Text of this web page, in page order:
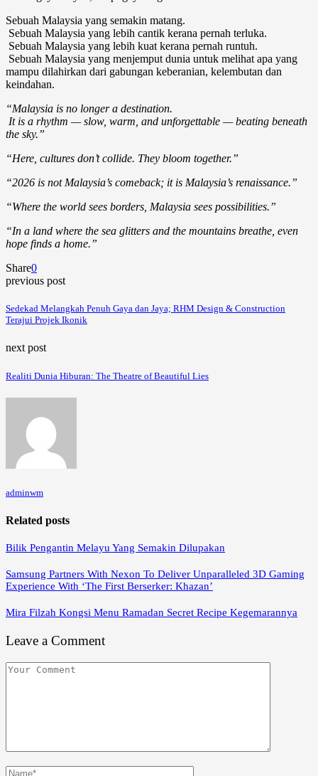
Sebuah Malaysia yang semakin matang.
Sebuah Malaysia yang lebih cantik kerana pernah terluka.
Sebuah Malaysia yang lebih kuat kerana pernah runtuh.
Sebuah Malaysia yang menjemput dunia untuk melihat apa yang
mampu dilahirkan dari gabungan keberanian, kelembutan dan
keindahan.
“Malaysia is no longer a destination.
It is a rhythm — slow, warm, and unforgettable — beating beneath
the sky.”
“Here, cultures don’t collide. They bloom together.”
“2026 is not Malaysia’s comeback; it is Malaysia’s renaissance.”
“Where the world sees borders, Malaysia sees possibilities.”
“In a land where the sea glitters and the mountains breathe, even
hope finds a home.”
Share0
previous post
Sedekad Melangkah Penuh Gaya dan Jaya; RHM Design & Construction
Terajui Projek Ikonik
next post
Realiti Dunia Hiburan: The Theatre of Beautiful Lies
adminwm
Related posts
Bilik Pengantin Melayu Yang Semakin Dilupakan
Samsung Partners With Nexon To Deliver Unparalleled 3D Gaming
Experience With ‘The First Berserker: Khazan’
Mira Filzah Kongsi Menu Ramadan Secret Recipe Kegemarannya
Leave a Comment